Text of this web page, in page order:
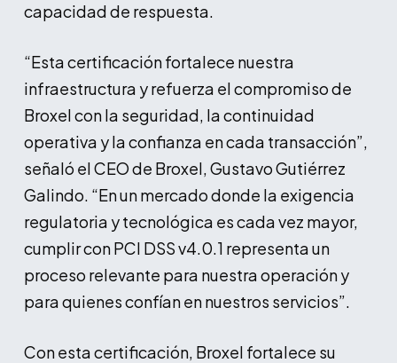
capacidad de respuesta.
“Esta certificación fortalece nuestra
infraestructura y refuerza el compromiso de
Broxel con la seguridad, la continuidad
operativa y la confianza en cada transacción”,
señaló el CEO de Broxel, Gustavo Gutiérrez
Galindo. “En un mercado donde la exigencia
regulatoria y tecnológica es cada vez mayor,
cumplir con PCI DSS v4.0.1 representa un
proceso relevante para nuestra operación y
para quienes confían en nuestros servicios”.
Con esta certificación, Broxel fortalece su